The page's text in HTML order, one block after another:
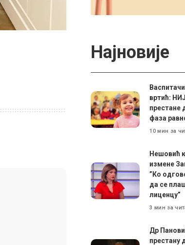
Најновије
вртић:
престане
фаза
10 мин за
Нешовић
измене
”Ко
да се
лиценцу”
3 мин за
Др
престану